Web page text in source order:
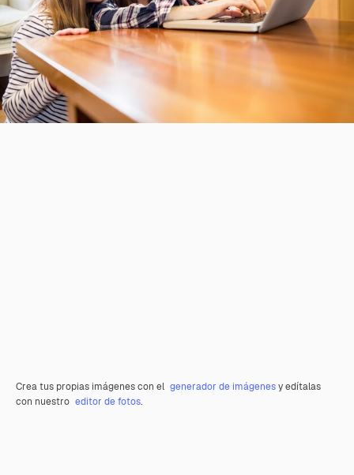
Crea tus propias imágenes con el generador de imágenesy edítalas
con nuestro editor de fotos.